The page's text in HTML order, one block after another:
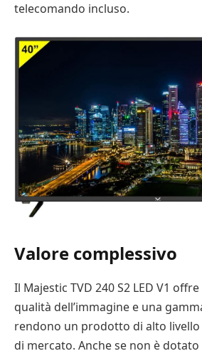
telecomando incluso.
Valore complessivo
Il Majestic TVD 240 S2 LED V1
qualità dell’immagine e una
rendono un prodotto di alto
di mercato. Anche se non è